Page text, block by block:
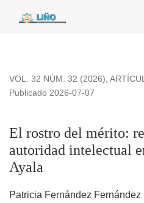
El rostro del mérito: retrato,
VOL. 32 NÚM. 32 (2026),
El rostro del mérito:
autoridad intelectual
Ayala
Publicado 2026-07-07
Patricia Fernández Fernández